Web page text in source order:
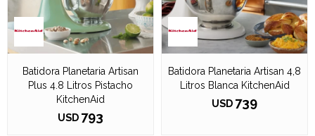
Batidora Planetaria Artisan
Plus 4.8 Litros Pistacho
KitchenAid
USD 793
Batidora Planetaria Artisan 4,8
Litros Blanca KitchenAid
USD 739